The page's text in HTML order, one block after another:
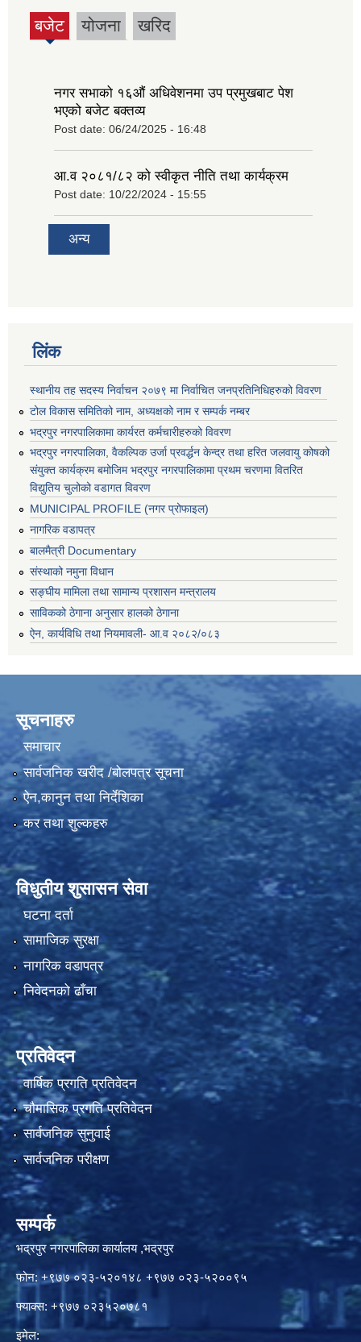
बजेट
(active
योजना खरिद
नगर सभाको १६‍औं अधिवेशनमा उप प्रमुखबाट पेश
भएको बजेट बक्तव्य
Post date: 06/24/2025 - 16:48
आ.व २०८१/८२ को स्वीकृत नीति तथा कार्यक्रम
Post date: 10/22/2024 - 15:55
अन्य
लिंक
स्थानीय तह सदस्य निर्वाचन २०७९ मा निर्वाचित जनप्रतिनिधिहरुको विवरण
टोल विकास समितिको नाम, अध्यक्षको नाम र सम्पर्क नम्बर
भद्रपुर नगरपालिकामा कार्यरत कर्मचारीहरुको विवरण
भद्रपुर नगरपालिका, वैकल्पिक उर्जा प्रवर्द्धन केन्द्र तथा हरित जलवायु कोषको
संयुक्त कार्यक्रम बमोजिम भद्रपुर नगरपालिकामा प्रथम चरणमा वितरित
विद्युतिय चुलोको वडागत विवरण
MUNICIPAL PROFILE (नगर प्रोफाइल)
नागरिक वडापत्र
बालमैत्री Documentary
संस्थाको नमुना विधान
सङ्घीय मामिला तथा सामान्य प्रशासन मन्त्रालय
साविकको ठेगाना अनुसार हालको ठेगाना
ऐन, कार्यविधि तथा नियमावली- आ.व २०८२/०८३
सूचनाहरु
समाचार
सार्वजनिक खरीद /बोलपत्र सूचना
ऐन,कानुन तथा निर्देशिका
कर तथा शुल्कहरु
विधुतीय शुसासन सेवा
घटना दर्ता
सामाजिक सुरक्षा
नागरिक वडापत्र
निवेदनको ढाँचा
प्रतिवेदन
वार्षिक प्रगति प्रतिवेदन
चौमासिक प्रगति प्रतिवेदन
सार्वजनिक सुनुवाई
सार्वजनिक परीक्षण
सम्पर्क
भद्रपुर नगरपालिका कार्यालय ,भद्रपुर
फोन: +९७७ ०२३-५२०१४८ +९७७ ०२३-५२००९५
फ्याक्स: +९७७ ०२३५२०७८१
इमेल: